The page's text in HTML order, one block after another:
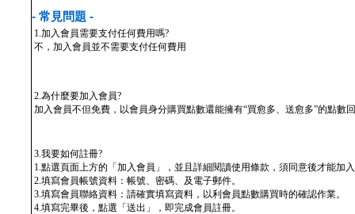
- 常見問題 -
1.加入會員需要支付任何費用嗎?
不，加入會員並不需要支付任何費用
2.為什麼要加入會員?
加入會員不但免費，以會員身分購買點數還能擁有“買愈多、送愈多”的點數
3.我要如何註冊?
1.點選頁面上方的「加入會員」，並且詳細閱讀使用條款，須同意後才能加
2.填寫會員帳號資料：帳號、密碼、及電子郵件。
3.填寫會員聯絡資料：請確實填寫資料，以利會員點數購買時的確認作業。
4.填寫完畢後，點選「送出」，即完成會員註冊。